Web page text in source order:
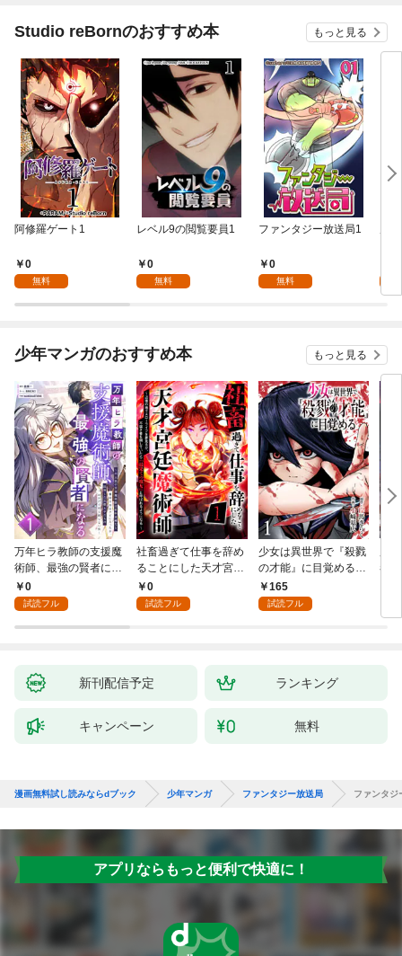
Studio reBornのおすすめ本 もっと見る
阿修羅ゲート1
0
無料
レベル9の閲覧要員1
0
無料
ファンタジー放送局1
0
無料
少年マンガのおすすめ本 もっと見る
万年ヒラ教師の支援魔
術師、最強の賢者にな
る～不人気の支援魔術
師は給料泥棒だと魔術
が、出世した元教え子
0
試読フル
社畜過ぎて仕事を辞め
ることにした天才宮廷
魔術師～辺境の地でス
ローライフを夢見る
0
試読フル
少女は異世界で『殺戮
の才能』に目覚める
(話売り) #1
165
試読フル
者
新刊配信予定 ランキング
キャンペーン 無料
漫画無料試し読みならdブック 少年マンガ ファンタジー放送局 ファンタジ
アプリならもっと便利で快適に！